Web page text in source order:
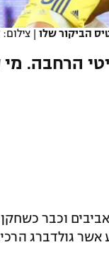
הביקור שלו | צילום:
טל בן חיים ממכבי תל אביב חוגג